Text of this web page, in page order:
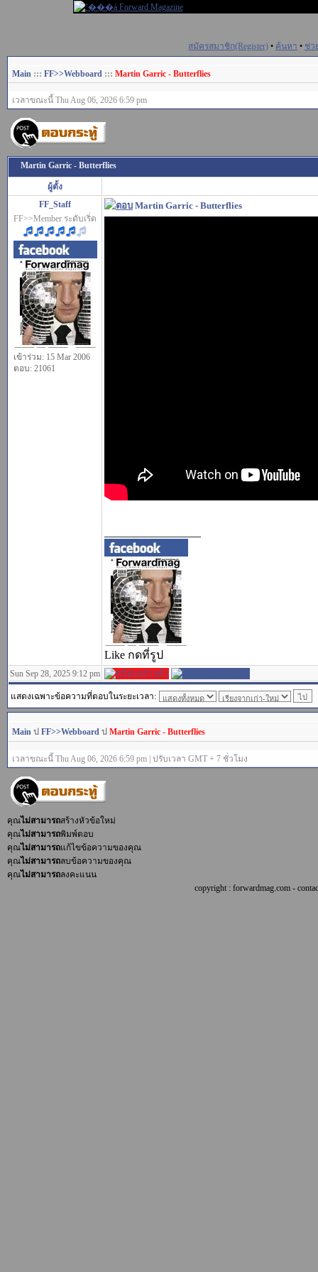
สมัครสมาชิก(Register) • ค้นหา • ช่ว
Main ::: FF>>Webboard ::: Martin Garric - Butterflies
เวลาขณะนี้ Thu Aug 06, 2026 6:59 pm
Martin Garric - Butterflies
ผู้ตั้ง
FF_Staff
FF>>Member ระดับเริ่ด
เข้าร่วม: 15 Mar 2006
ตอบ: 21061
Martin Garric - Butterflies
Like กดที่รูป
Sun Sep 28, 2025 9:12 pm
แสดงเฉพาะข้อความที่ตอบในระยะเวลา:
Main ป FF>>Webboard ป Martin Garric - Butterflies
เวลาขณะนี้ Thu Aug 06, 2026 6:59 pm | ปรับเวลา GMT + 7 ชั่วโมง
คุณไม่สามารถสร้างหัวข้อใหม่
คุณไม่สามารถพิมพ์ตอบ
คุณไม่สามารถแก้ไขข้อความของคุณ
คุณไม่สามารถลบข้อความของคุณ
คุณไม่สามารถลงคะแนน
copyright : forwardmag.com -